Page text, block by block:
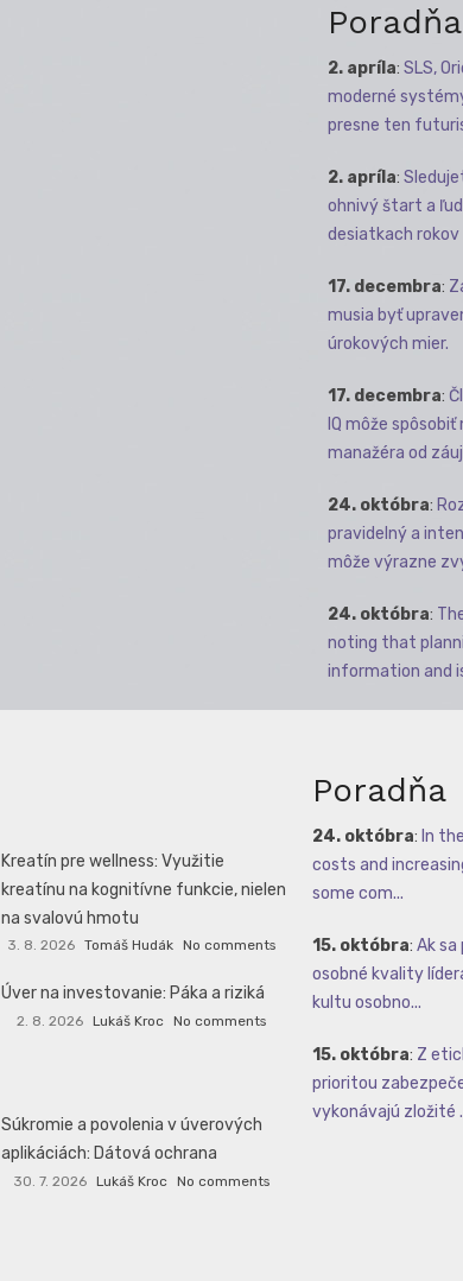
Poradňa
2. apríla: SLS,
moderné
presne ten
2. apríla:
ohnivý štart a
desiatkach rokov
17. decembra:
musia byť
úrokových mier.
17. decembra:
IQ môže
manažéra od
24. októbra:
pravidelný a
môže výrazne
24. októbra:
noting that
information and
Kreatín pre wellness: Využitie
kreatínu na kognitívne funkcie, nielen
na svalovú hmotu
3. 8. 2026 Tomáš Hudák No comments
Úver na investovanie: Páka a riziká
2. 8. 2026 Lukáš Kroc No comments
Súkromie a povolenia v úverových
aplikáciách: Dátová ochrana
30. 7. 2026 Lukáš Kroc No comments
Poradňa
24. októbra: In
costs and
some com...
15. októbra: Ak sa
osobné kvality
kultu osobno...
15. októbra: Z
prioritou
vykonávajú zložité